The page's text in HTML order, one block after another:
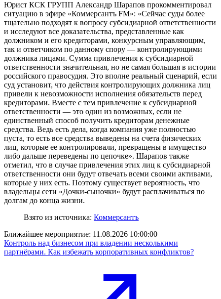
Юрист КСК ГРУПП Александр Шарапов прокомментировал
ситуацию в эфире «Коммерсантъ FM»: «Сейчас суды более
тщательно подходят к вопросу субсидиарной ответственности
и исследуют все доказательства, представленные как
должником и его кредиторами, конкурсным управляющим,
так и ответчиком по данному спору — контролирующими
должника лицами. Сумма привлечения к субсидиарной
ответственности значительная, но не самая большая в истории
российского правосудия. Это вполне реальный сценарий, если
суд установит, что действия контролирующих должника лиц
привели к невозможности исполнения обязательств перед
кредиторами. Вместе с тем привлечение к субсидиарной
ответственности — это один из возможных, если не
единственный способ получить кредиторам денежные
средства. Ведь есть дела, когда компания уже полностью
пуста, то есть все средства выведены на счета физических
лиц, которые ее контролировали, превращены в имущество
либо дальше переведены по цепочке». Шарапов также
отметил, что в случае привлечения этих лиц к субсидиарной
ответственности они будут отвечать всеми своими активами,
которые у них есть. Поэтому существует вероятность, что
владельцы сети «Дочки-сыночки» будут расплачиваться по
долгам до конца жизни.
Взято из источника: Коммерсантъ
Ближайшее мероприятие: 11.08.2026 10:00:00
Контроль над бизнесом при владении несколькими
партнёрами. Как избежать корпоративных конфликтов?